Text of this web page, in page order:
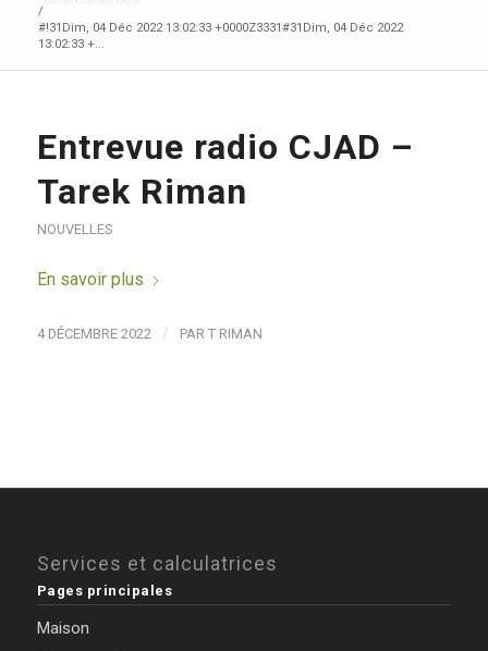
/
#!31Dim, 04 Déc 2022 13:02:33 +0000Z3331#31Dim, 04 Déc 2022
13:02:33 +...
Entrevue radio CJAD –
Tarek Riman
NOUVELLES
En savoir plus
4 DÉCEMBRE 2022 / PAR T RIMAN
Services et calculatrices
Pages principales
Maison